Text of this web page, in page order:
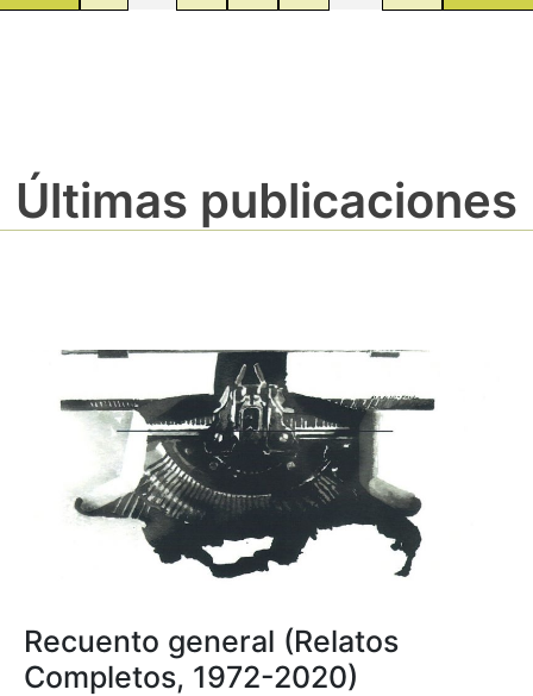
Últimas publicaciones
Recuento general (Relatos
Completos, 1972-2020)